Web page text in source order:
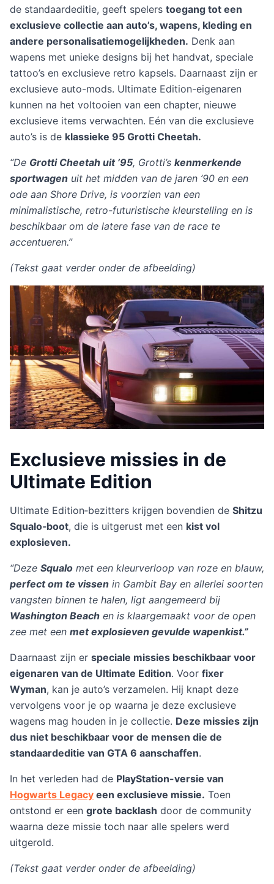
de standaardeditie, geeft spelers toegang tot een
exclusieve collectie aan auto’s, wapens, kleding en
andere personalisatiemogelijkheden. Denk aan
wapens met unieke designs bij het handvat, speciale
tattoo’s en exclusieve retro kapsels. Daarnaast zijn er
exclusieve auto-mods. Ultimate Edition-eigenaren
kunnen na het voltooien van een chapter, nieuwe
exclusieve items verwachten. Eén van die exclusieve
auto’s is de klassieke 95 Grotti Cheetah.
“De Grotti Cheetah uit ’95, Grotti’s kenmerkende
sportwagen uit het midden van de jaren ’90 en een
ode aan Shore Drive, is voorzien van een
minimalistische, retro-futuristische kleurstelling en is
beschikbaar om de latere fase van de race te
accentueren.”
(Tekst gaat verder onder de afbeelding)
Exclusieve missies in de
Ultimate Edition
Ultimate Edition‑bezitters krijgen bovendien de Shitzu
Squalo‑boot, die is uitgerust met een kist vol
explosieven.
“Deze Squalo met een kleurverloop van roze en blauw,
perfect om te vissen in Gambit Bay en allerlei soorten
vangsten binnen te halen, ligt aangemeerd bij
Washington Beach en is klaargemaakt voor de open
zee met een met explosieven gevulde wapenkist.”
Daarnaast zijn er speciale missies beschikbaar voor
eigenaren van de UItimate Edition. Voor fixer
Wyman, kan je auto’s verzamelen. Hij knapt deze
vervolgens voor je op waarna je deze exclusieve
wagens mag houden in je collectie. Deze missies zijn
dus niet beschikbaar voor de mensen die de
standaardeditie van GTA 6 aanschaffen.
In het verleden had de PlayStation-versie van
Hogwarts Legacy een exclusieve missie. Toen
ontstond er een grote backlash door de community
waarna deze missie toch naar alle spelers werd
uitgerold.
(Tekst gaat verder onder de afbeelding)